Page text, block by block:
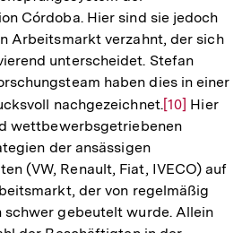
Córdoba. Hier sind sie jedoch
Arbeitsmarkt verzahnt, der sich
unterscheidet. Stefan
haben dies in einer
nachgezeichnet.Zur
Auflösung
Fußnote
[10] Hier
wettbewerbsgetriebenen
der ansässigen
(VW, Renault, Fiat, IVECO) auf
der von regelmäßig
gebeutelt wurde. Allein